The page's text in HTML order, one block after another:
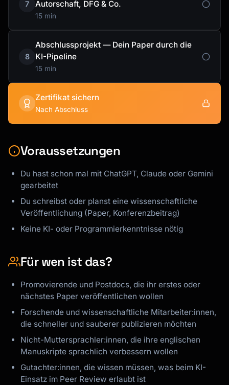
7
Autorschaft, DFG & Co.
15 min
8
Abschlussprojekt — Dein Paper durch die
KI-Pipeline
15 min
Zertifikat sichern
Nach Abschluss
Voraussetzungen
Du hast schon mal mit ChatGPT, Claude oder Gemini
gearbeitet
Du schreibst oder planst eine wissenschaftliche
Veröffentlichung (Paper, Konferenzbeitrag)
Keine KI- oder Programmierkenntnisse nötig
Für wen ist das?
Promovierende und Postdocs, die ihr erstes oder
nächstes Paper veröffentlichen wollen
Forschende und wissenschaftliche Mitarbeiter:innen,
die schneller und sauberer publizieren möchten
Nicht-Muttersprachler:innen, die ihre englischen
Manuskripte sprachlich verbessern wollen
Gutachter:innen, die wissen müssen, was beim KI-
Einsatz im Peer Review erlaubt ist